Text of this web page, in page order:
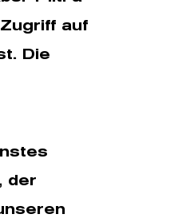
auf
Die
der